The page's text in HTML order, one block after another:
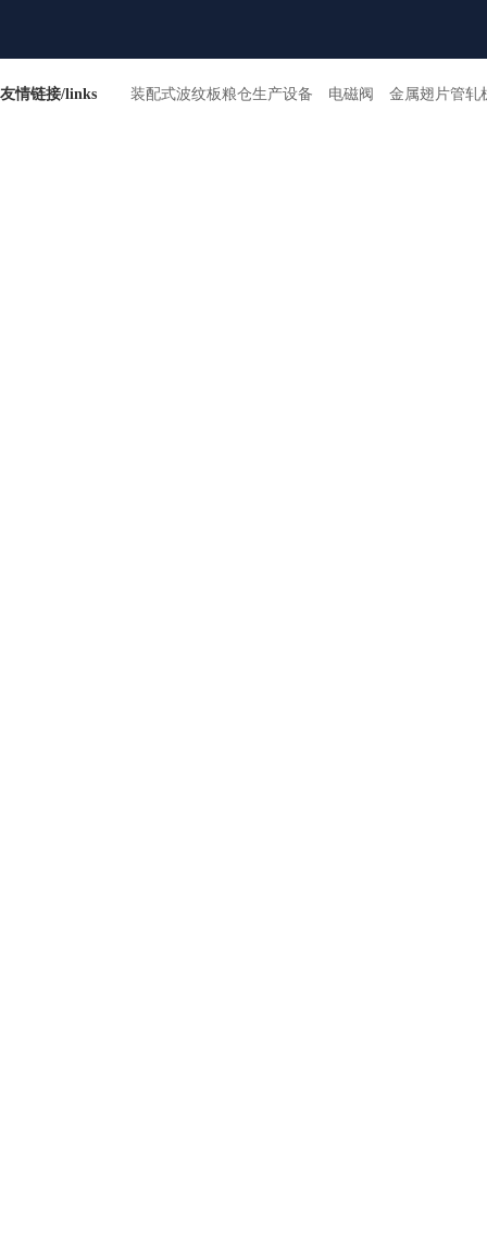
友情链接/links 装配式波纹板粮仓生产设备 电磁阀 金属翅片管轧